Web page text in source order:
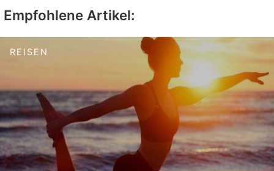
Empfohlene Artikel:
REISEN